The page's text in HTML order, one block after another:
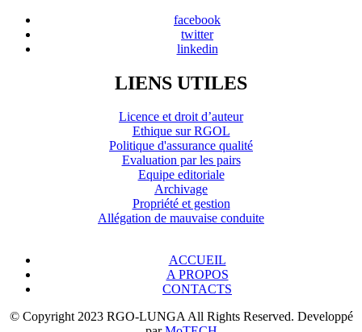
facebook
twitter
linkedin
LIENS UTILES
Licence et droit d’auteur
Ethique sur RGOL
Politique d'assurance qualité
Evaluation par les pairs
Equipe editoriale
Archivage
Propriété et gestion
Allégation de mauvaise conduite
ACCUEIL
A PROPOS
CONTACTS
© Copyright 2023 RGO-LUNGA All Rights Reserved. Developpé